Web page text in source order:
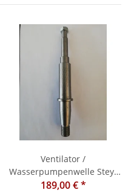
Ventilator /
Wasserpumpenwelle Steyr
185
189,00 €*